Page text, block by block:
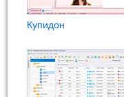
Купидон